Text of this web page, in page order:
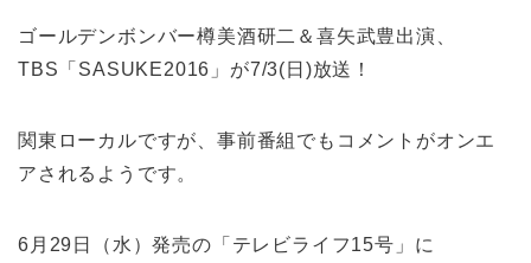
ゴールデンボンバー樽美酒研二＆喜矢武豊出演、
TBS「SASUKE2016」が7/3(日)放送！
関東ローカルですが、事前番組でもコメントがオンエ
アされるようです。
6月29日（水）発売の「テレビライフ15号」に